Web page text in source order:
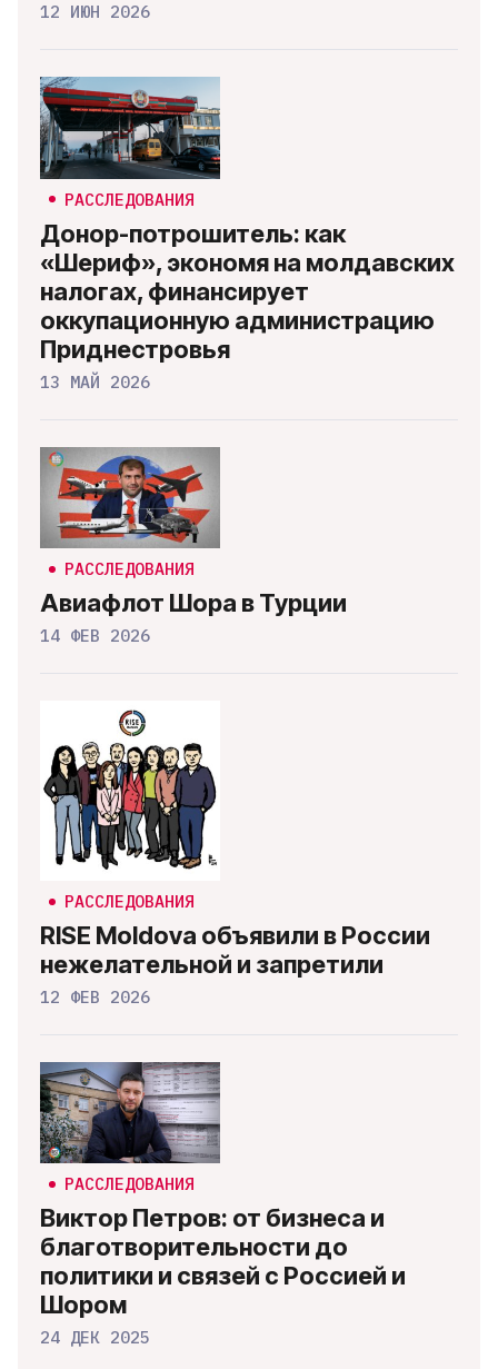
12 ИЮН 2026
РАССЛЕДОВАНИЯ
Донор-потрошитель: как
«Шериф», экономя на молдавских
налогах, финансирует
оккупационную администрацию
Приднестровья
13 МАЙ 2026
РАССЛЕДОВАНИЯ
Авиафлот Шора в Турции
14 ФЕВ 2026
РАССЛЕДОВАНИЯ
RISE Moldova объявили в России
нежелательной и запретили
12 ФЕВ 2026
РАССЛЕДОВАНИЯ
Виктор Петров: от бизнеса и
благотворительности до
политики и связей с Россией и
Шором
24 ДЕК 2025